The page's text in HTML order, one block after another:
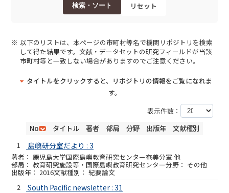
検索・ソート リセット
以下のリストは、本ページの市町村等名で機関リポジトリを検索
して得た結果です。文献・データセットの研究フィールドが当該
市町村等と一致しない場合がありますのでご注意ください。
タイトルをクリックすると、リポジトリの情報をご覧になれま
す。
表示件数：
No
タイトル 著者 部局 分野 出版年
文献種別
1
島嶼研分室だより : 3
鹿児島大学国際島嶼教育研究センター奄美分室 他
教育研究施設等・国際島嶼教育研究センター その他
2016
紀要論文
2
South Pacific newsletter : 31